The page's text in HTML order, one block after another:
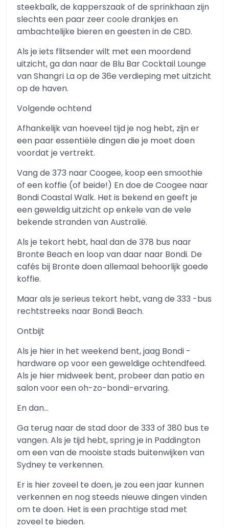
steekbalk, de kapperszaak of de sprinkhaan zijn
slechts een paar zeer coole drankjes en
ambachtelijke bieren en geesten in de CBD.
Als je iets flitsender wilt met een moordend
uitzicht, ga dan naar de Blu Bar Cocktail Lounge
van Shangri La op de 36e verdieping met uitzicht
op de haven.
Volgende ochtend
Afhankelijk van hoeveel tijd je nog hebt, zijn er
een paar essentiële dingen die je moet doen
voordat je vertrekt.
Vang de 373 naar Coogee, koop een smoothie
of een koffie (of beide!) En doe de Coogee naar
Bondi Coastal Walk. Het is bekend en geeft je
een geweldig uitzicht op enkele van de vele
bekende stranden van Australië.
Als je tekort hebt, haal dan de 378 bus naar
Bronte Beach en loop van daar naar Bondi. De
cafés bij Bronte doen allemaal behoorlijk goede
koffie.
Maar als je serieus tekort hebt, vang de 333 -bus
rechtstreeks naar Bondi Beach.
Ontbijt
Als je hier in het weekend bent, jaag Bondi -
hardware op voor een geweldige ochtendfeed.
Als je hier midweek bent, probeer dan patio en
salon voor een oh-zo-bondi-ervaring.
En dan…
Ga terug naar de stad door de 333 of 380 bus te
vangen. Als je tijd hebt, spring je in Paddington
om een ​​van de mooiste stads buitenwijken van
Sydney te verkennen.
Er is hier zoveel te doen, je zou een jaar kunnen
verkennen en nog steeds nieuwe dingen vinden
om te doen. Het is een prachtige stad met
zoveel te bieden.